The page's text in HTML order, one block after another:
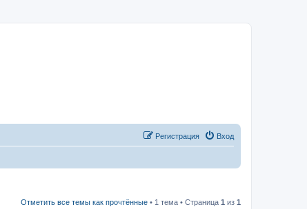
Вход
Регистрация
Отметить все темы как прочтённые • 1 тема • Страница 1 из 1